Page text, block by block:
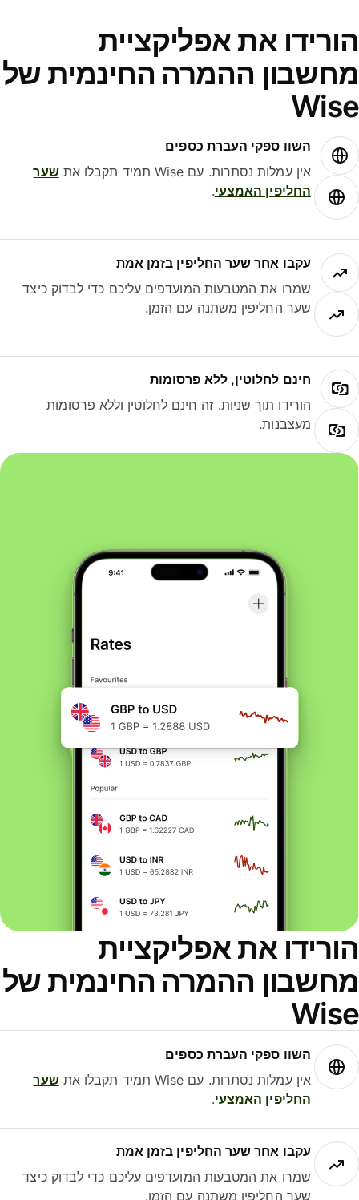
את אפליקציית
ההמרה החינמית של
השוו ספקי העברת כספים
אין עמלות נסתרות. עם Wise תמיד תקבלו את
שער
החליפין האמצעי.
עקבו אחר שער החליפין בזמן אמת
שמרו את המטבעות המועדפים עליכם כדי לבדוק כיצד
שער החליפין משתנה עם הזמן.
חינם לחלוטין, ללא פרסומות
הורידו תוך שניות. זה חינם לחלוטין וללא פרסומות
מעצבנות.
את אפליקציית
ההמרה החינמית של
השוו ספקי העברת כספים
אין עמלות נסתרות. עם Wise תמיד תקבלו את
שער
החליפין האמצעי.
עקבו אחר שער החליפין בזמן אמת
שמרו את המטבעות המועדפים עליכם כדי לבדוק כיצד
שער החליפין משתנה עם הזמן.